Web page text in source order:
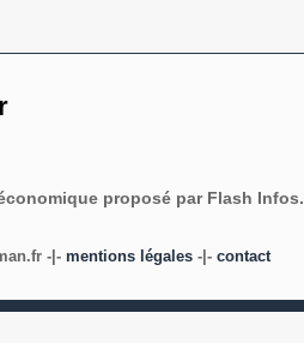
proposé par Flash Infos.
-|- mentions légales -|- contact